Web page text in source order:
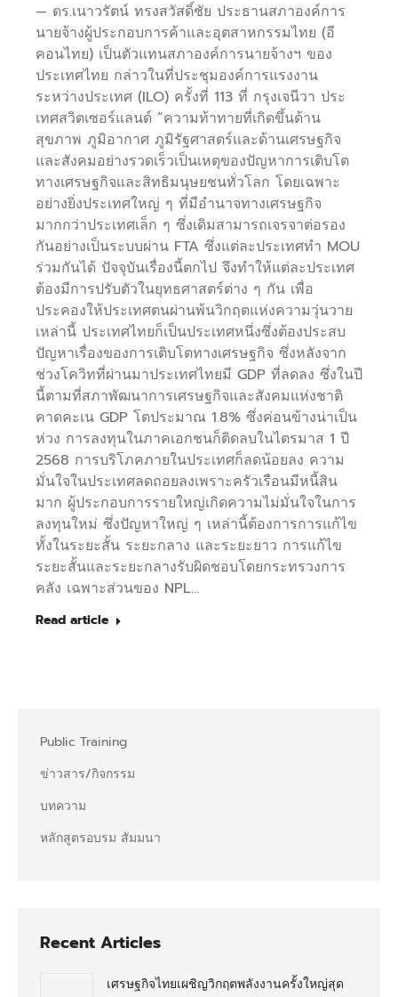
— ดร.เนาวรัตน์ ทรงสวัสดิ์ชัย ประธานสภาองค์การ
นายจ้างผู้ประกอบการค้าและอุตสาหกรรมไทย (อี
คอนไทย) เป็นตัวแทนสภาองค์การนายจ้างฯ ของ
ประเทศไทย กล่าวในที่ประชุมองค์การแรงงาน
ระหว่างประเทศ (ILO) ครั้งที่ 113 ที่ กรุงเจนีวา ประ
เทศสวิตเซอร์แลนด์ “ความท้าทายที่เกิดขึ้นด้าน
สุขภาพ ภูมิอากาศ ภูมิรัฐศาสตร์และด้านเศรษฐกิจ
และสังคมอย่างรวดเร็วเป็นเหตุของปัญหาการเติบโต
ทางเศรษฐกิจและสิทธิมนุษยชนทั่วโลก โดยเฉพาะ
อย่างยิ่งประเทศใหญ่ ๆ ที่มีอำนาจทางเศรษฐกิจ
มากกว่าประเทศเล็ก ๆ ซึ่งเดิมสามารถเจรจาต่อรอง
กันอย่างเป็นระบบผ่าน FTA ซึ่งแต่ละประเทศทำ MOU
ร่วมกันได้ ปัจจุบันเรื่องนี้ตกไป จึงทำให้แต่ละประเทศ
ต้องมีการปรับตัวในยุทธศาสตร์ต่าง ๆ กัน เพื่อ
ประคองให้ประเทศตนผ่านพ้นวิกฤตแห่งความวุ่นวาย
เหล่านี้ ประเทศไทยก็เป็นประเทศหนึ่งซึ่งต้องประสบ
ปัญหาเรื่องของการเติบโตทางเศรษฐกิจ ซึ่งหลังจาก
ช่วงโควิทที่ผ่านมาประเทศไทยมี GDP ที่ลดลง ซึ่งในปี
นี้ตามที่สภาพัฒนาการเศรษฐกิจและสังคมแห่งชาติ
คาดคะเน GDP โตประมาณ 1.8% ซึ่งค่อนข้างน่าเป็น
ห่วง การลงทุนในภาคเอกชนก็ติดลบในไตรมาส 1 ปี
2568 การบริโภคภายในประเทศก็ลดน้อยลง ความ
มั่นใจในประเทศลดถอยลงเพราะครัวเรือนมีหนี้สิน
มาก ผู้ประกอบการรายใหญ่เกิดความไม่มั่นใจในการ
ลงทุนใหม่ ซึ่งปัญหาใหญ่ ๆ เหล่านี้ต้องการการแก้ไข
ทั้งในระยะสั้น ระยะกลาง และระยะยาว การแก้ไข
ระยะสั้นและระยะกลางรับผิดชอบโดยกระทรวงการ
คลัง เฉพาะส่วนของ NPL…
Read article
Public Training
ข่าวสาร/กิจกรรม
บทความ
หลักสูตรอบรม สัมมนา
Recent Articles
เศรษฐกิจไทยเผชิญวิกฤตพลังงานครั้งใหญ่สุด